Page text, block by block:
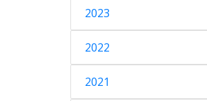
2023
2022
2021